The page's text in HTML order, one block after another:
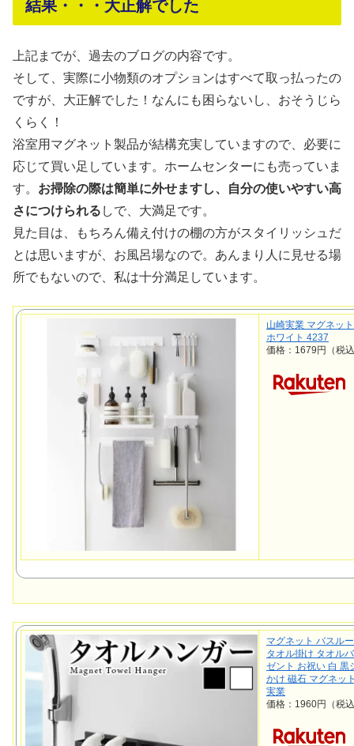
結果・・・大正解でした
上記までが、過去のブログの内容です。
そして、実際に小物類のオプションはすべて取っ払ったの
ですが、大正解でした！なんにも困らないし、おそうじら
くらく！
浴室用マグネット製品が結構充実していますので、必要に
応じて買い足しています。ホームセンターにも売っていま
す。 お掃除の際は簡単に外せますし、自分の使いやすい高
さにつけられる しで、大満足です。
見た目は、もちろん備え付けの棚の方がスタイリッシュだ
とは思いますが、お風呂場なので。あんまり人に見せる場
所でもないので、私は十分満足しています。
山崎実業 マグネッ
ホワイト 4237
価格：1679円（税
マグネット バスル
タオル掛け タオル
ゼント お祝い 白 黒
かけ 磁石 マグネッ
実業
価格：1960円（税